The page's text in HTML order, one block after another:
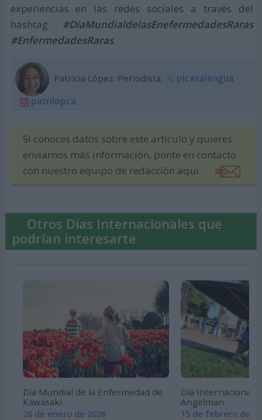
experiencias en las redes sociales a través del
hashtag #DíaMundialdelasEnefermedadesRaras
#EnfermedadesRaras.
Patricia López. Periodista.
plcasalengua
patrilopca
Si conoces datos sobre este artículo y quieres
enviarnos más información, ponte en contacto
con nuestro equipo de redacción aquí.
Otros Días Internacionales que
podrían interesarte
Día Mundial de la Enfermedad de
Kawasaki
26 de enero de 2026
Día Internacional
Angelman
15 de febrero de